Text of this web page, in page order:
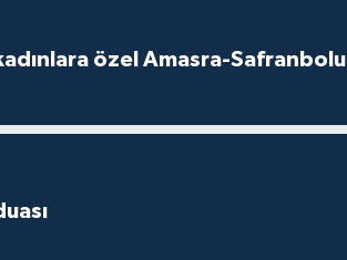
özel Amasra-Safranbolu